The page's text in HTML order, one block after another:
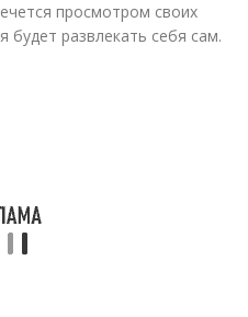
просмотром своих
развлекать себя сам.